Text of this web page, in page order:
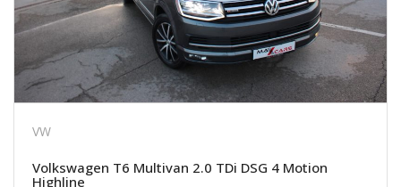
VW
Volkswagen T6 Multivan 2.0 TDi DSG 4 Motion
Highline